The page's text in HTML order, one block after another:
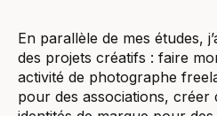
En parallèle de mes études,
des projets créatifs : faire
activité de photographe
pour des associations, créer